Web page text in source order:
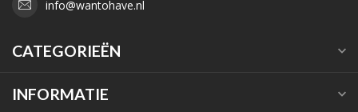
info@wantohave.nl
CATEGORIEËN
INFORMATIE